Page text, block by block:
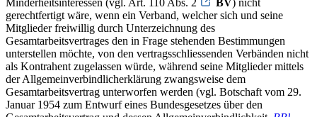
gerechtfertigt wäre, wenn ein Verband, welcher sich und seine
Mitglieder freiwillig durch Unterzeichnung des
Gesamtarbeitsvertrages den in Frage stehenden Bestimmungen
unterstellen möchte, von den vertragsschliessenden Verbänden nicht
als Kontrahent zugelassen würde, während seine Mitglieder mittels
der Allgemeinverbindlicherklärung zwangsweise dem
Gesamtarbeitsvertrag unterworfen werden (vgl. Botschaft vom 29.
Januar 1954 zum Entwurf eines Bundesgesetzes über den